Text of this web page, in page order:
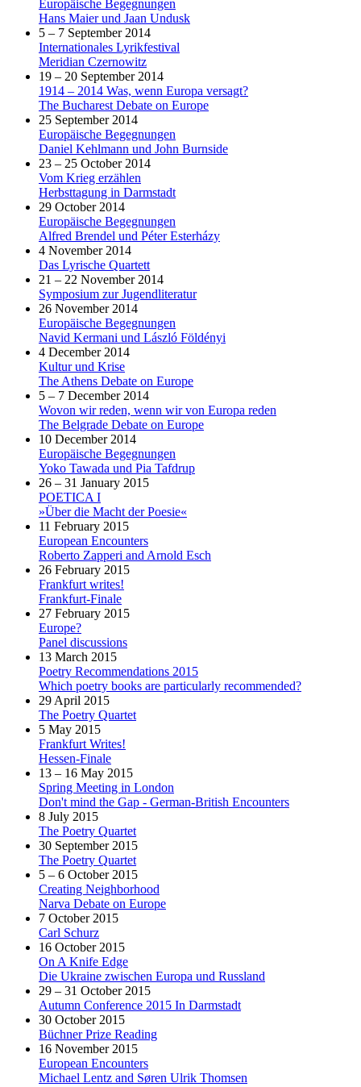
Europäische Begegnungen
Hans Maier und Jaan Undusk
5 – 7 September 2014
Internationales Lyrikfestival
Meridian Czernowitz
19 – 20 September 2014
1914 – 2014 Was, wenn Europa versagt?
The Bucharest Debate on Europe
25 September 2014
Europäische Begegnungen
Daniel Kehlmann und John Burnside
23 – 25 October 2014
Vom Krieg erzählen
Herbsttagung in Darmstadt
29 October 2014
Europäische Begegnungen
Alfred Brendel und Péter Esterházy
4 November 2014
Das Lyrische Quartett
21 – 22 November 2014
Symposium zur Jugendliteratur
26 November 2014
Europäische Begegnungen
Navid Kermani und László Földényi
4 December 2014
Kultur und Krise
The Athens Debate on Europe
5 – 7 December 2014
Wovon wir reden, wenn wir von Europa reden
The Belgrade Debate on Europe
10 December 2014
Europäische Begegnungen
Yoko Tawada und Pia Tafdrup
26 – 31 January 2015
POETICA I
»Über die Macht der Poesie«
11 February 2015
European Encounters
Roberto Zapperi and Arnold Esch
26 February 2015
Frankfurt writes!
Frankfurt-Finale
27 February 2015
Europe?
Panel discussions
13 March 2015
Poetry Recommendations 2015
Which poetry books are particularly recommended?
29 April 2015
The Poetry Quartet
5 May 2015
Frankfurt Writes!
Hessen-Finale
13 – 16 May 2015
Spring Meeting in London
Don't mind the Gap - German-British Encounters
8 July 2015
The Poetry Quartet
30 September 2015
The Poetry Quartet
5 – 6 October 2015
Creating Neighborhood
Narva Debate on Europe
7 October 2015
Carl Schurz
16 October 2015
On A Knife Edge
Die Ukraine zwischen Europa und Russland
29 – 31 October 2015
Autumn Conference 2015 In Darmstadt
30 October 2015
Büchner Prize Reading
16 November 2015
European Encounters
Michael Lentz and Søren Ulrik Thomsen